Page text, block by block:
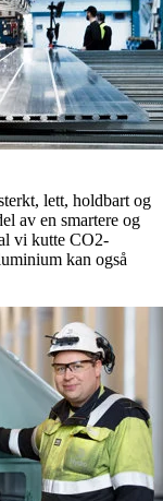
lett, holdbart og
av en smartere og
vi kutte CO2-
kan også